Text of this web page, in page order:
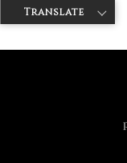
神戸牛ダイヤ > 神戸牛
Translate